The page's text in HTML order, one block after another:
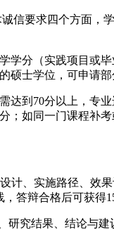
信要求四个方面，
学分（实践项目或
士学位，可申请部
到70分以上，专
；如同一门课程补
计、实施路径、效
答辩合格后可获得
究结果、结论与